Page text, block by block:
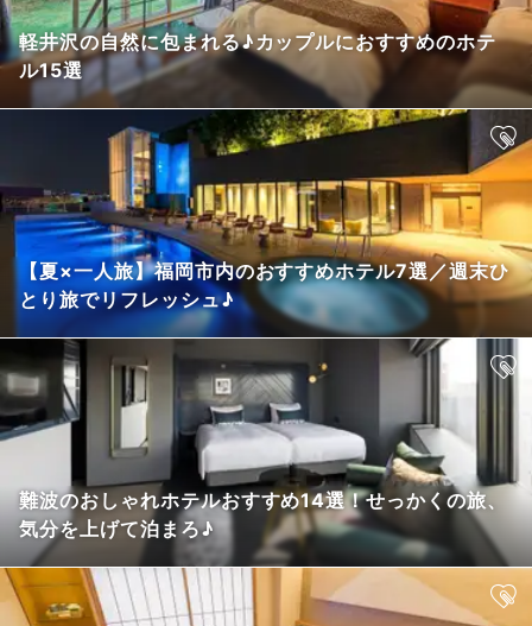
軽井沢の自然に包まれる♪カップルにおすすめのホテ
ル15選
【夏×一人旅】福岡市内のおすすめホテル7選／週末ひ
とり旅でリフレッシュ♪
難波のおしゃれホテルおすすめ14選！せっかくの旅、
気分を上げて泊まろ♪